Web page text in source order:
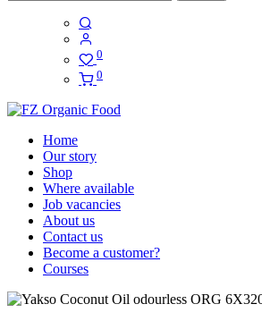
0
0
Home
Our story
Shop
Where available
Job vacancies
About us
Contact us
Become a customer?
Courses